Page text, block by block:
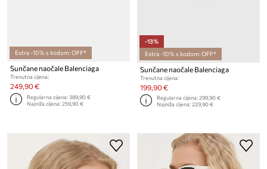
Extra -10% s kodom: OFF*
Sunčane naočale Balenciaga
Trenutna cijena:
249,90 €
Regularna cijena:389,90 €
Najniža cijena:259,90 €
-13%
Extra -10% s kodom: OFF*
Sunčane naočale Balenciaga
Trenutna cijena:
199,90 €
Regularna cijena:299,90 €
Najniža cijena:229,90 €